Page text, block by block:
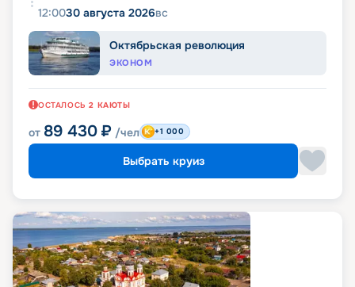
12:0030 августа 2026вс
Октябрьская революция
ЭКОНОМ
ОСТАЛОСЬ 2 КАЮТЫ
от 89 430 ₽ /чел +1 000
Выбрать круиз